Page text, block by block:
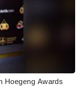
Hoegeng Awards